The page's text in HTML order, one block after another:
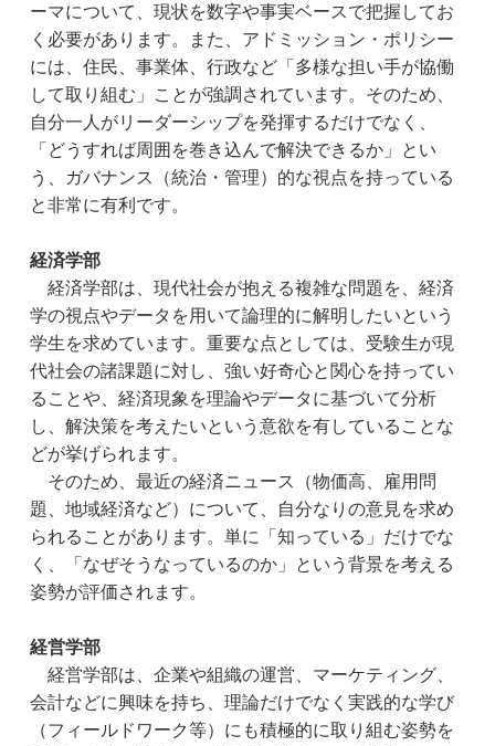
ーマについて、現状を数字や事実ベースで把握してお
く必要があります。また、アドミッション・ポリシー
には、住民、事業体、行政など「多様な担い手が協働
して取り組む」ことが強調されています。そのため、
自分一人がリーダーシップを発揮するだけでなく、
「どうすれば周囲を巻き込んで解決できるか」とい
う、ガバナンス（統治・管理）的な視点を持っている
と非常に有利です。
経済学部
経済学部は、現代社会が抱える複雑な問題を、経済
学の視点やデータを用いて論理的に解明したいという
学生を求めています。重要な点としては、受験生が現
代社会の諸課題に対し、強い好奇心と関心を持ってい
ることや、経済現象を理論やデータに基づいて分析
し、解決策を考えたいという意欲を有していることな
どが挙げられます。
そのため、最近の経済ニュース（物価高、雇用問
題、地域経済など）について、自分なりの意見を求め
られることがあります。単に「知っている」だけでな
く、「なぜそうなっているのか」という背景を考える
姿勢が評価されます。
経営学部
経営学部は、企業や組織の運営、マーケティング、
会計などに興味を持ち、理論だけでなく実践的な学び
（フィールドワーク等）にも積極的に取り組む姿勢を